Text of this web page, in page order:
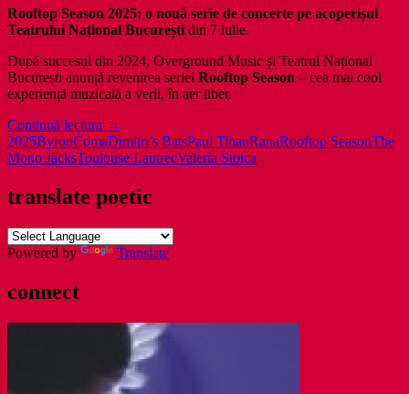
Rooftop Season 2025: o nouă serie de concerte pe acoperișul
Teatrului Național București din 7 iulie.
După succesul din 2024, Overground Music și Teatrul Național
București anunță revenirea seriei Rooftop Season – cea mai cool
experiență muzicală a verii, în aer liber.
Continuă lectura Rooftop
Season
2025
acoperișul
7
→
2025ByronComaDimitri’s BatsPaul TihanRanaRooftop SeasonThe
Mono JacksToulouse LautrecValeria Stoica
translate poetic
Powered by Translate
connect